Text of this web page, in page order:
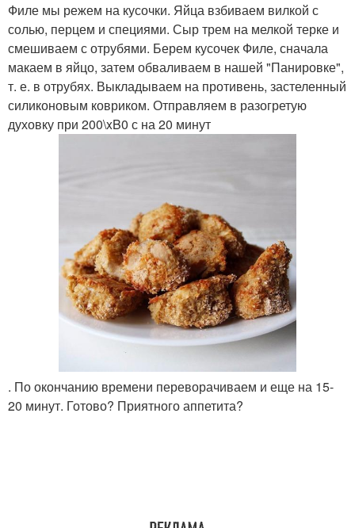
Филе мы режем на кусочки. Яйца взбиваем вилкой с
солью, перцем и специями. Сыр трем на мелкой терке и
смешиваем с отрубями. Берем кусочек Филе, сначала
макаем в яйцо, затем обваливаем в нашей "Панировке",
т. е. в отрубях. Выкладываем на противень, застеленный
силиконовым ковриком. Отправляем в разогретую
духовку при 200\xB0 с на 20 минут
. По окончанию времени переворачиваем и еще на 15-
20 минут. Готово? Приятного аппетита?